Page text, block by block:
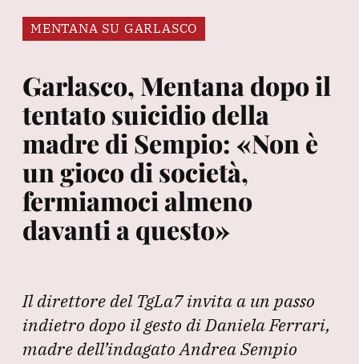
MENTANA SU GARLASCO
Garlasco, Mentana dopo il
tentato suicidio della
madre di Sempio: «Non è
un gioco di società,
fermiamoci almeno
davanti a questo»
Il direttore del TgLa7 invita a un passo
indietro dopo il gesto di Daniela Ferrari,
madre dell’indagato Andrea Sempio